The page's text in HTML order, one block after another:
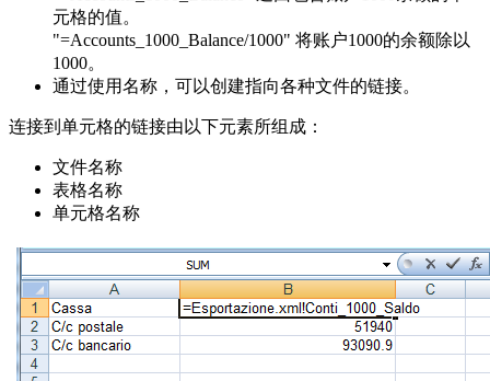
元格的值。
"=Accounts_1000_Balance/1000" 将账户1000的余额除以
1000。
通过使用名称，可以创建指向各种文件的链接。
连接到单元格的链接由以下元素所组成：
文件名称
表格名称
单元格名称